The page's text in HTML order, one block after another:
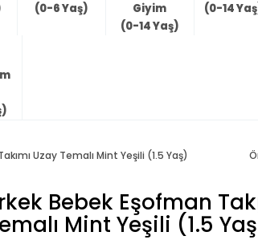
(0-6 Yaş)
Giyim
(0-14 Yaş)
(0-14
Uzay Temalı Mint Yeşili (1.5 Yaş)
Bebek Eşofman
Mint Yeşili (1.5